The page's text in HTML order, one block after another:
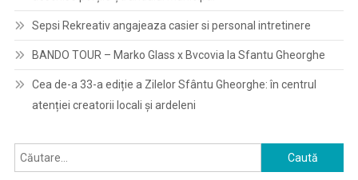
Sepsi Rekreativ angajeaza casier si personal intretinere
BANDO TOUR – Marko Glass x Bvcovia la Sfantu Gheorghe
Cea de-a 33-a ediție a Zilelor Sfântu Gheorghe: în centrul
atenției creatorii locali și ardeleni
Caută
după: